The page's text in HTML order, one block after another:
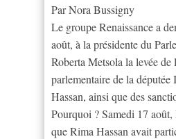
Par Nora Bussigny
Le groupe Renaissance a
août, à la présidente du
Roberta Metsola la levée de
parlementaire de la députée
Hassan, ainsi que des
Pourquoi ? Samedi 17
que Rima Hassan avait